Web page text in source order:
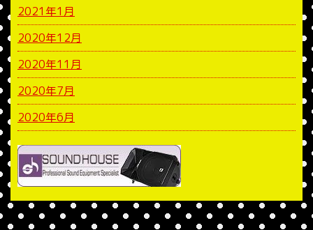
2021年1月
2020年12月
2020年11月
2020年7月
2020年6月